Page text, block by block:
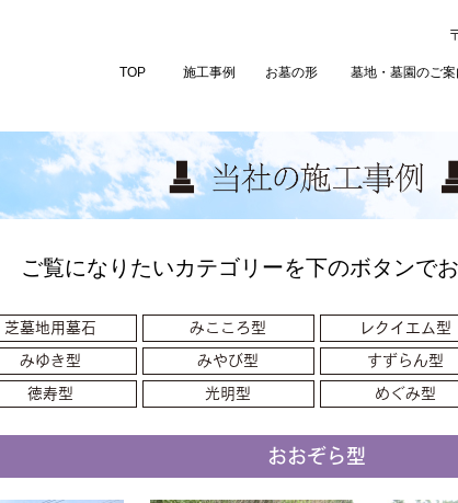
TOP 施工事例 お墓の形 墓地・墓園のご案
ご覧になりたいカテゴリーを下のボタンで
芝墓地用墓石 みこころ型 レクイエム型
みゆき型 みやび型 すずらん型
徳寿型 光明型 めぐみ型
おおぞら型